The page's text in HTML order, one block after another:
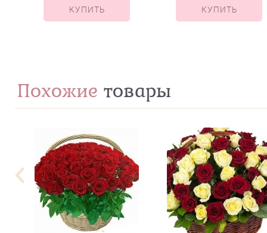
КУПИТЬ КУПИТЬ
Похожие товары